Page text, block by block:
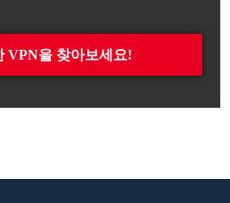
VPN을 찾아보세요!